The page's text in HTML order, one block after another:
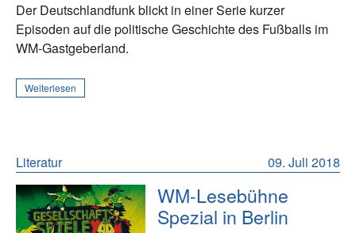
Der Deutschlandfunk blickt in einer Serie kurzer
Episoden auf die politische Geschichte des Fußballs im
WM-Gastgeberland.
Weiterlesen
09. Juli 2018
Literatur
WM-Lesebühne
Spezial in Berlin